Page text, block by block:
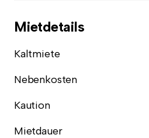
Mietdetails
Kaltmiete
Nebenkosten
Kaution
Mietdauer